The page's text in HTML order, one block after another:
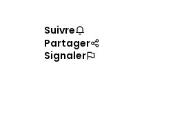
Suivre
Partager
Signaler